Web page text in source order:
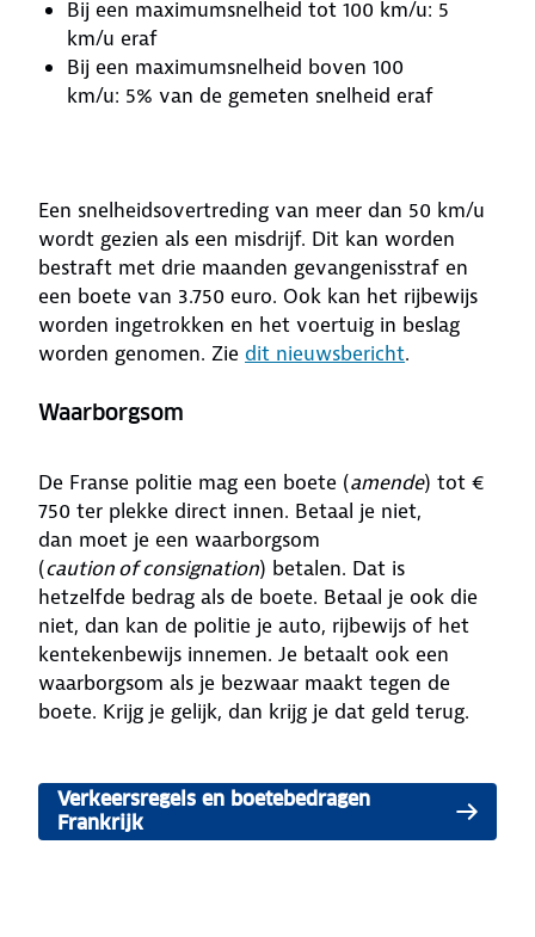
Bij een maximumsnelheid tot 100 km/u: 5
km/u eraf
Bij een maximumsnelheid boven 100
km/u: 5% van de gemeten snelheid eraf
Een snelheidsovertreding van meer dan 50 km/u
wordt gezien als een misdrijf. Dit kan worden
bestraft met drie maanden gevangenisstraf en
een boete van 3.750 euro. Ook kan het rijbewijs
worden ingetrokken en het voertuig in beslag
worden genomen. Zie dit nieuwsbericht.
Waarborgsom
De Franse politie mag een boete (amende) tot €
750 ter plekke direct innen. Betaal je niet,
dan moet je een waarborgsom
(caution of consignation) betalen. Dat is
hetzelfde bedrag als de boete. Betaal je ook die
niet, dan kan de politie je auto, rijbewijs of het
kentekenbewijs innemen. Je betaalt ook een
waarborgsom als je bezwaar maakt tegen de
boete. Krijg je gelijk, dan krijg je dat geld terug.
Verkeersregels en boetebedragen
Frankrijk